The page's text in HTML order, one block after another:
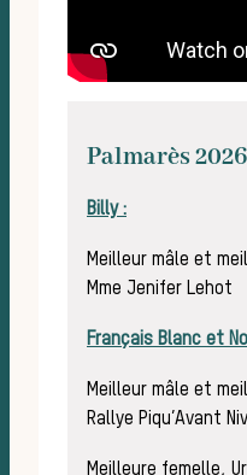
Palmarès 2026
Billy :
Meilleur mâle et
Mme Jenifer Lehot
Français Blanc et
Meilleur mâle et
Rallye Piqu’Avant
Meilleure femelle,